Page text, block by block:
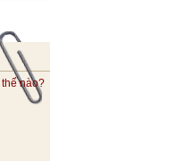
nào?